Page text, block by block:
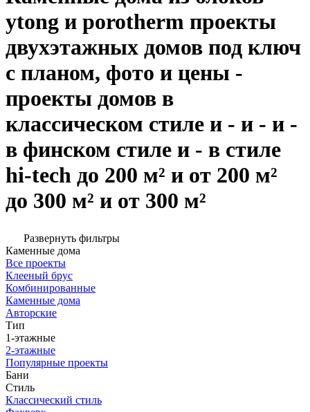
ytong и porotherm проекты
двухэтажных домов под ключ
с планом, фото и цены -
проекты домов в
классическом стиле и - и - и -
в финском стиле и - в стиле
hi-tech до 200 м² и от 200 м²
до 300 м² и от 300 м²
Развернуть фильтры
Каменные дома
Все проекты
Клееный брус
Комбинированные
Каменные дома
Авторские
Тип
1-этажные
2-этажные
Популярные проекты
Бани
Стиль
Классический стиль